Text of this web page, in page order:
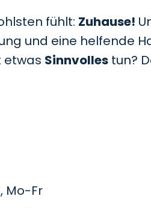
fühlt: Zuhause!
und eine helfende
etwas Sinnvolles tun?
Mo-Fr